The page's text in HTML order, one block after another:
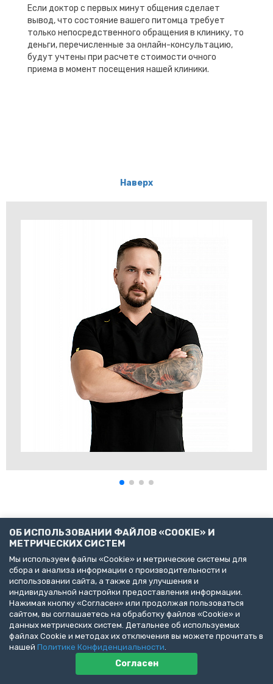
Если доктор с первых минут общения сделает
вывод, что состояние вашего питомца требует
только непосредственного обращения в клинику, то
деньги, перечисленные за онлайн-консультацию,
будут учтены при расчете стоимости очного
приема в момент посещения нашей клиники.
Наверх
@ 2026 ВК Сложного случая
Представлена информация об услугах следующих клиник:
Пользовательское соглашение
Политика конфиденциальности
Публичная оферта
ОБ ИСПОЛЬЗОВАНИИ ФАЙЛОВ «COOKIE» И
МЕТРИЧЕСКИХ СИСТЕМ
Мы используем файлы «Cookie» и метрические системы для
сбора и анализа информации о производительности и
использовании сайта, а также для улучшения и
индивидуальной настройки предоставления информации.
Нажимая кнопку «Согласен» или продолжая пользоваться
сайтом, вы соглашаетесь на обработку файлов «Cookie» и
данных метрических систем. Детальнее об используемых
файлах Cookie и методах их отключения вы можете прочитать в
нашей Политике Конфиденциальности.
Согласен